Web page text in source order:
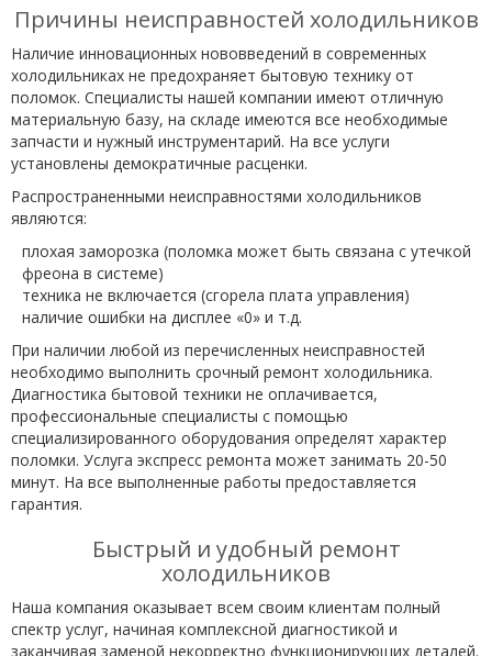
Причины неисправностей холодильников
Наличие инновационных нововведений в современных
холодильниках не предохраняет бытовую технику от
поломок. Специалисты нашей компании имеют отличную
материальную базу, на складе имеются все необходимые
запчасти и нужный инструментарий. На все услуги
установлены демократичные расценки.
Распространенными неисправностями холодильников
являются:
плохая заморозка (поломка может быть связана с утечкой
фреона в системе)
техника не включается (сгорела плата управления)
наличие ошибки на дисплее «0» и т.д.
При наличии любой из перечисленных неисправностей
необходимо выполнить срочный ремонт холодильника.
Диагностика бытовой техники не оплачивается,
профессиональные специалисты с помощью
специализированного оборудования определят характер
поломки. Услуга экспресс ремонта может занимать 20-50
минут. На все выполненные работы предоставляется
гарантия.
Быстрый и удобный ремонт
холодильников
Наша компания оказывает всем своим клиентам полный
спектр услуг, начиная комплексной диагностикой и
заканчивая заменой некорректно функционирующих деталей.